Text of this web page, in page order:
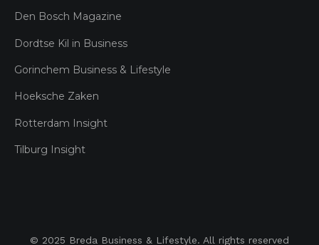
Den Bosch Magazine
Dordtse Kil in Business
Gorinchem Business & Lifestyle
Hoeksche Zaken
Rotterdam Insight
Tilburg Insight
© 2025 Breda Business & Lifestyle. All rights reserved